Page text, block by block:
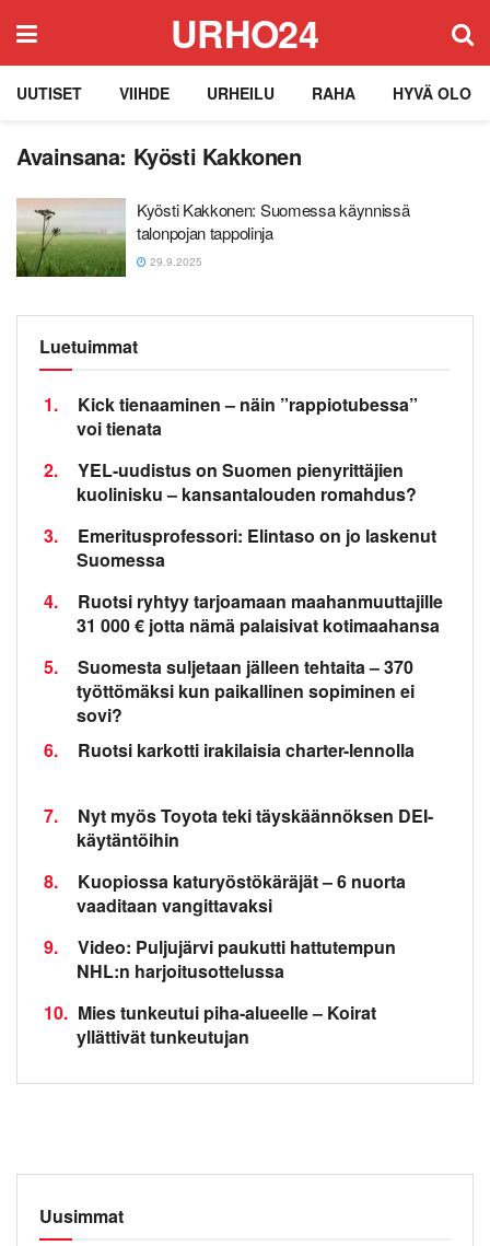
URHO24
UUTISET VIIHDE URHEILU RAHA HYVÄ OLO
Avainsana: Kyösti Kakkonen
Kyösti Kakkonen: Suomessa käynnissä
talonpojan tappolinja
29.9.2025
Luetuimmat
1.
Kick tienaaminen – näin ”rappiotubessa”
voi tienata
2.
YEL-uudistus on Suomen pienyrittäjien
kuolinisku – kansantalouden romahdus?
3.
Emeritusprofessori: Elintaso on jo laskenut
Suomessa
4.
Ruotsi ryhtyy tarjoamaan maahanmuuttajille
31 000 € jotta nämä palaisivat kotimaahansa
5.
Suomesta suljetaan jälleen tehtaita – 370
työttömäksi kun paikallinen sopiminen ei
sovi?
6.
Ruotsi karkotti irakilaisia charter-lennolla
7.
Nyt myös Toyota teki täyskäännöksen DEI-
käytäntöihin
8.
Kuopiossa katuryöstökäräjät – 6 nuorta
vaaditaan vangittavaksi
9.
Video: Puljujärvi paukutti hattutempun
NHL:n harjoitusottelussa
10. Mies tunkeutui piha-alueelle – Koirat
yllättivät tunkeutujan
Uusimmat